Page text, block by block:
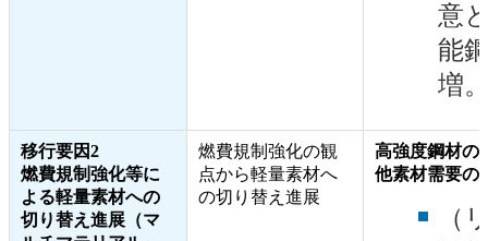
意
能
増
移行要因2
燃費規制強化等に
よる軽量素材への
切り替え進展（マ
燃費規制強化の観
点から軽量素材へ
の切り替え進展
高強度鋼材の
他素材需要の
（